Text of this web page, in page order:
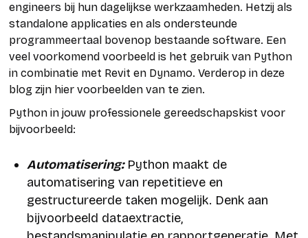
engineers bij hun dagelijkse werkzaamheden. Hetzij als
standalone applicaties en als ondersteunde
programmeertaal bovenop bestaande software. Een
veel voorkomend voorbeeld is het gebruik van Python
in combinatie met Revit en Dynamo. Verderop in deze
blog zijn hier voorbeelden van te zien.
Python in jouw professionele gereedschapskist voor
bijvoorbeeld:
Automatisering:Python maakt de
automatisering van repetitieve en
gestructureerde taken mogelijk. Denk aan
bijvoorbeeld dataextractie,